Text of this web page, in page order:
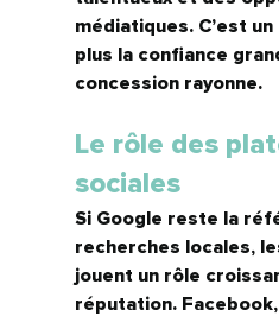
médiatiques. C’est
plus la confiance
concession rayonne.
Le rôle des
sociales
Si Google reste la
recherches locales,
jouent un rôle
réputation.